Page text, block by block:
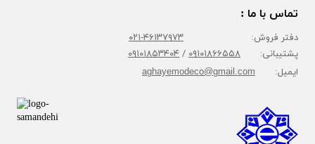
تماس با ما :
دفتر فروش: ۴۶۱۳۷۹۷۳-۰۲۱
پشتیبانی: ۰۹۱۰۱۸۶۶۵۵۸/۰۹۱۰۱۸۵۳۴۰۴
ایمیل: aghayemodeco@gmail.com